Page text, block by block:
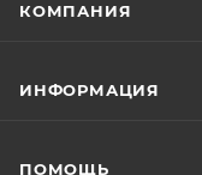
КОМПАНИЯ
ИНФОРМАЦИЯ
ПОМОЩЬ